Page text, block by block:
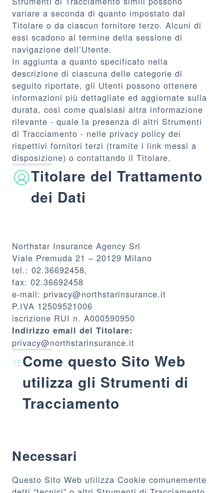
variare a seconda di quanto impostato dal
Titolare o da ciascun fornitore terzo. Alcuni di
essi scadono al termine della sessione di
navigazione dell’Utente.
In aggiunta a quanto specificato nella
descrizione di ciascuna delle categorie di
seguito riportate, gli Utenti possono ottenere
informazioni più dettagliate ed aggiornate sulla
durata, così come qualsiasi altra informazione
rilevante - quale la presenza di altri Strumenti
di Tracciamento - nelle privacy policy dei
rispettivi fornitori terzi (tramite i link messi a
disposizione) o contattando il Titolare.
Titolare del Trattamento
dei Dati
Northstar Insurance Agency Srl
Viale Premuda 21 – 20129 Milano
tel.: 02.36692458,
fax: 02.36692458
e-mail: privacy@northstarinsurance.it
P.IVA 12509521006
iscrizione RUI n. A000590950
Indirizzo email del Titolare:
privacy@northstarinsurance.it
Come questo Sito Web
utilizza gli Strumenti di
Tracciamento
Necessari
Questo Sito Web utilizza Cookie comunemente